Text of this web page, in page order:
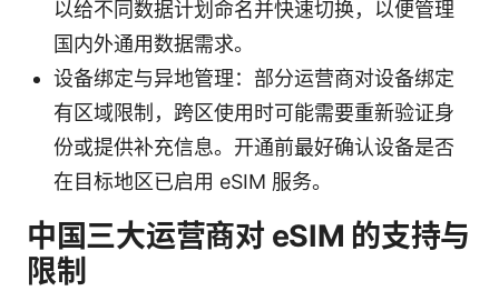
以给不同数据计划命名并快速切换，以便管理
国内外通用数据需求。
设备绑定与异地管理：部分运营商对设备绑定
有区域限制，跨区使用时可能需要重新验证身
份或提供补充信息。开通前最好确认设备是否
在目标地区已启用 eSIM 服务。
中国三大运营商对 eSIM 的支持与
限制